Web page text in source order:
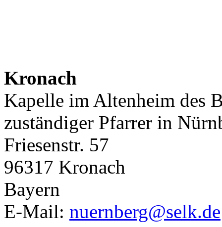
Kronach
Kapelle im Altenheim des
zuständiger Pfarrer in
Friesenstr. 57
96317 Kronach
Bayern
E-Mail: nuernberg@selk.de